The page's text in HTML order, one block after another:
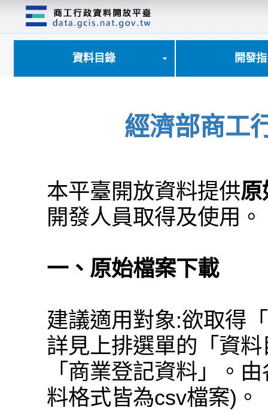
資料目錄 開發
經濟部商工
本平臺開放資料提供原
開發人員取得及使用。
一、原始檔案下載
建議適用對象:欲取得
詳見上排選單的「資
「商業登記資料」。
料格式皆為csv檔案)。